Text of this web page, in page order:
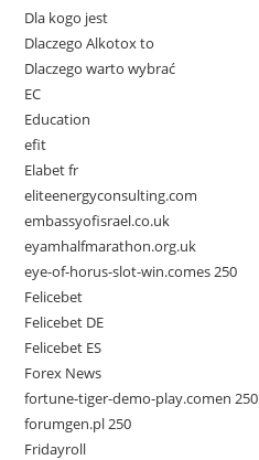
Dla kogo jest
Dlaczego Alkotox to
Dlaczego warto wybrać
EC
Education
efit
Elabet fr
eliteenergyconsulting.com
embassyofisrael.co.uk
eyamhalfmarathon.org.uk
eye-of-horus-slot-win.comes 250
Felicebet
Felicebet DE
Felicebet ES
Forex News
fortune-tiger-demo-play.comen 250
forumgen.pl 250
Fridayroll